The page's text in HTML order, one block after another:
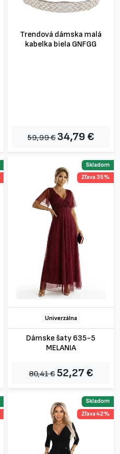
Trendová dámska malá
kabelka biela GNFGG
59,99 € 34,79 €
Univerzálna
Dámske šaty 635-5
MELANIA
80,41 € 52,27 €
Skladom
Zľava 35%
Skladom
Zľava 42%